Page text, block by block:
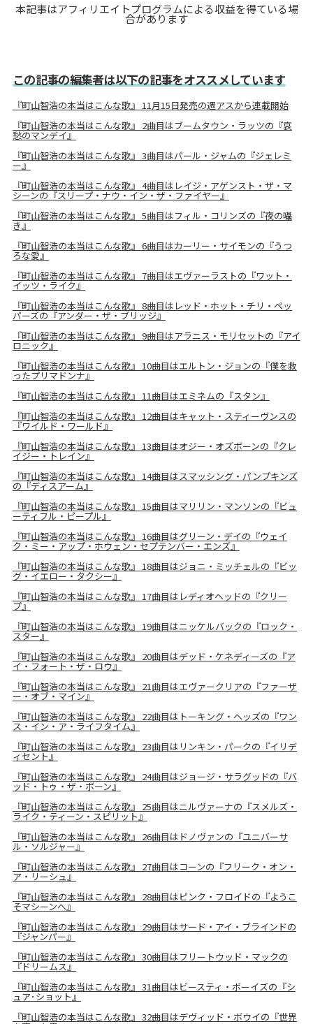
本記事はアフィリエイトプログラムによる収益を得ている場
合があります
この記事の編集者は以下の記事をオススメしています
『町山智浩の本当はこんな歌』 11月15日発売の週アスから連載開始
『町山智浩の本当はこんな歌』 2曲目はブームタウン・ラッツの『哀
愁のマンデイ』
『町山智浩の本当はこんな歌』 3曲目はパール・ジャムの『ジェレミ
ー』
『町山智浩の本当はこんな歌』 4曲目はレイジ・アゲンスト・ザ・マ
シーンの『スリープ・ナウ・イン・ザ・ファイヤー』
『町山智浩の本当はこんな歌』 5曲目はフィル・コリンズの『夜の囁
き』
『町山智浩の本当はこんな歌』 6曲目はカーリー・サイモンの『うつ
ろな愛』
『町山智浩の本当はこんな歌』 7曲目はエヴァーラストの『ワット・
イッツ・ライク』
『町山智浩の本当はこんな歌』 8曲目はレッド・ホット・チリ・ペッ
パーズの『アンダー・ザ・ブリッジ』
『町山智浩の本当はこんな歌』 9曲目はアラニス・モリセットの『アイ
ロニック』
『町山智浩の本当はこんな歌』 10曲目はエルトン・ジョンの『僕を救
ったプリマドンナ』
『町山智浩の本当はこんな歌』 11曲目はエミネムの『スタン』
『町山智浩の本当はこんな歌』 12曲目はキャット・スティーヴンスの
『ワイルド・ワールド』
『町山智浩の本当はこんな歌』 13曲目はオジー・オズボーンの『クレ
イジー・トレイン』
『町山智浩の本当はこんな歌』 14曲目はスマッシング・パンプキンズ
の『ディスアーム』
『町山智浩の本当はこんな歌』 15曲目はマリリン・マンソンの『ビュ
ーティフル・ピープル』
『町山智浩の本当はこんな歌』 16曲目はグリーン・デイの『ウェイ
ク・ミー・アップ・ホウェン・セプテンバー・エンズ』
『町山智浩の本当はこんな歌』 18曲目はジョニ・ミッチェルの『ビッ
グ・イエロー・タクシー』
『町山智浩の本当はこんな歌』 17曲目はレディオヘッドの『クリー
プ』
『町山智浩の本当はこんな歌』 19曲目はニッケルバックの『ロック・
スター』
『町山智浩の本当はこんな歌』 20曲目はデッド・ケネディーズの『ア
イ・フォート・ザ・ロウ』
『町山智浩の本当はこんな歌』 21曲目はエヴァークリアの『ファーザ
ー・オブ・マイン』
『町山智浩の本当はこんな歌』 22曲目はトーキング・ヘッズの『ワン
ス・イン・ア・ライフタイム』
『町山智浩の本当はこんな歌』 23曲目はリンキン・パークの『イリデ
ィセント』
『町山智浩の本当はこんな歌』 24曲目はジョージ・サラグッドの『バ
ッド・トゥ・ザ・ボーン』
『町山智浩の本当はこんな歌』 25曲目はニルヴァーナの『スメルズ・
ライク・ティーン・スピリット』
『町山智浩の本当はこんな歌』 26曲目はドノヴァンの『ユニバーサ
ル・ソルジャー』
『町山智浩の本当はこんな歌』 27曲目はコーンの『フリーク・オン・
ア・リーシュ』
『町山智浩の本当はこんな歌』 28曲目はピンク・フロイドの『ようこ
そマシーンへ』
『町山智浩の本当はこんな歌』 29曲目はサード・アイ・ブラインドの
『ジャンパー』
『町山智浩の本当はこんな歌』 30曲目はフリートウッド・マックの
『ドリームス』
『町山智浩の本当はこんな歌』 31曲目はビースティ・ボーイズの『シ
ュア･ショット』
『町山智浩の本当はこんな歌』 32曲目はデヴィッド・ボウイの『世界